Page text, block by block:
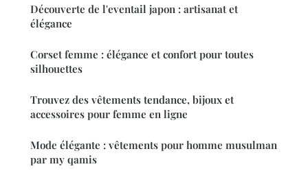
Découverte de l'eventail japon : artisanat et
élégance
Corset femme : élégance et confort pour toutes
silhouettes
Trouvez des vêtements tendance, bijoux et
accessoires pour femme en ligne
Mode élégante : vêtements pour homme musulman
par my qamis